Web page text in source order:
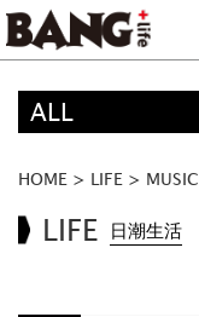
ALL
FOOD
HOME > LIFE > MUSIC
LIFE 日潮生活